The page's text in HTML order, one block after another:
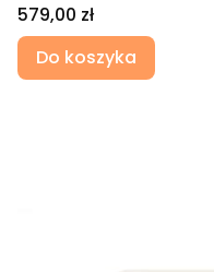
Cena
579,00 zł
Do koszyka